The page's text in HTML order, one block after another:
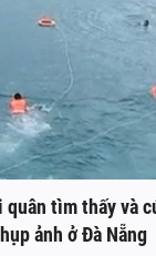
quân tìm thấy và
ảnh ở Đà Nẵng